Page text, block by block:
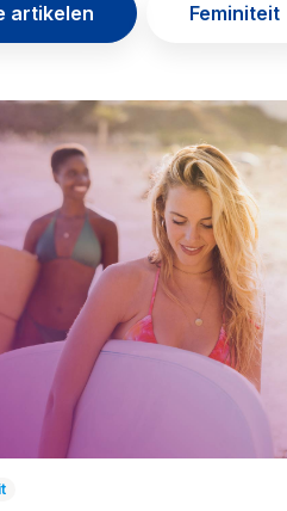
artikelen Feminiteit